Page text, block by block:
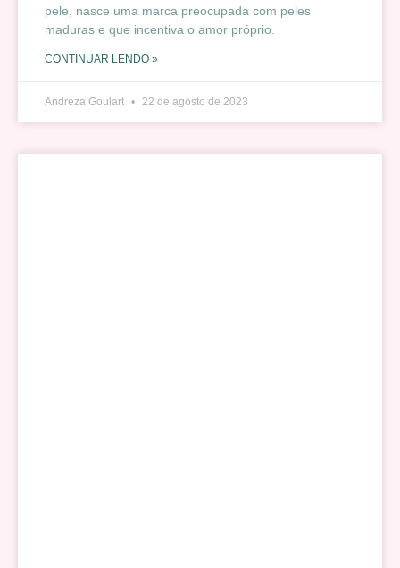
pele, nasce uma marca preocupada com peles
maduras e que incentiva o amor próprio.
CONTINUAR LENDO »
Andreza Goulart 22 de agosto de 2023